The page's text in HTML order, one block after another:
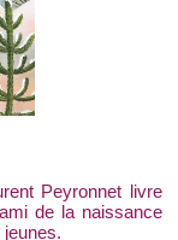
Peyronnet livre
de la naissance